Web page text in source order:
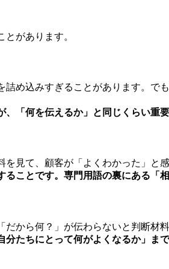
があります。
め込みすぎることがあります。で
、「何を伝えるか」と同じくらい重要
見て、顧客が「よくわかった」と感
ことです。 専門用語の裏にある「
から何？」が伝わらないと判断材料
分たちにとって何がよくなるか」ま